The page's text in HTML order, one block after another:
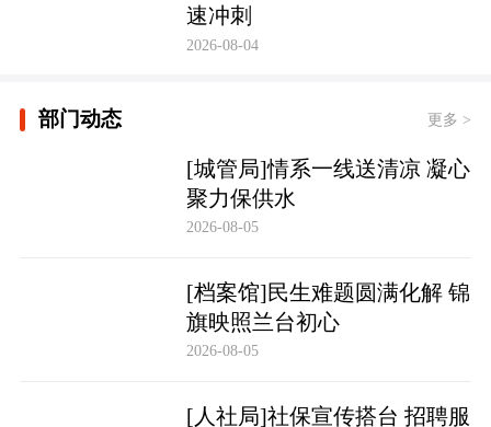
速冲刺
2026-08-04
部门动态 更多 >
[城管局]情系一线送清凉 凝心
聚力保供水
2026-08-05
[档案馆]民生难题圆满化解 锦
旗映照兰台初心
2026-08-05
[人社局]社保宣传搭台 招聘服